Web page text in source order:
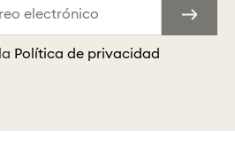
Política de privacidad